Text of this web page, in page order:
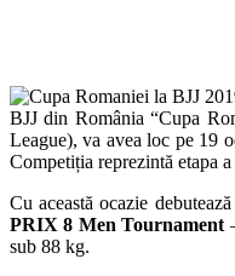
BJJ din România “Cupa
League), va avea loc pe 19
Competiția reprezintă etapa
Cu această ocazie
PRIX 8 Men Tournament
sub 88 kg.